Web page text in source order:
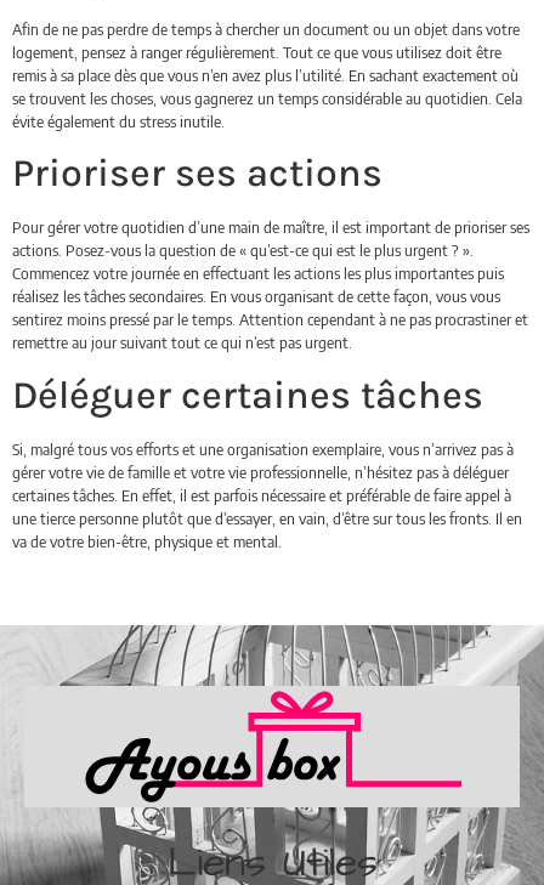
Afin de ne pas perdre de temps à chercher un document ou un objet dans votre
logement, pensez à ranger régulièrement. Tout ce que vous utilisez doit être
remis à sa place dès que vous n’en avez plus l’utilité. En sachant exactement où
se trouvent les choses, vous gagnerez un temps considérable au quotidien. Cela
évite également du stress inutile.
Prioriser ses actions
Pour gérer votre quotidien d’une main de maître, il est important de prioriser ses
actions. Posez-vous la question de « qu’est-ce qui est le plus urgent ? ».
Commencez votre journée en effectuant les actions les plus importantes puis
réalisez les tâches secondaires. En vous organisant de cette façon, vous vous
sentirez moins pressé par le temps. Attention cependant à ne pas procrastiner et
remettre au jour suivant tout ce qui n’est pas urgent.
Déléguer certaines tâches
Si, malgré tous vos efforts et une organisation exemplaire, vous n’arrivez pas à
gérer votre vie de famille et votre vie professionnelle, n’hésitez pas à déléguer
certaines tâches. En effet, il est parfois nécessaire et préférable de faire appel à
une tierce personne plutôt que d’essayer, en vain, d’être sur tous les fronts. Il en
va de votre bien-être, physique et mental.
Liens Utiles